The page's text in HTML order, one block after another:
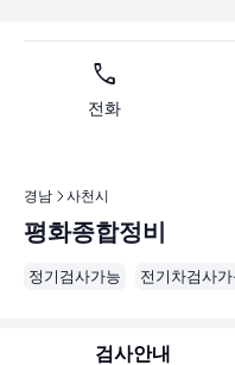
call
전화
경남 사천시
평화종합정비
정기검사가능 전기차검사가
검사안내